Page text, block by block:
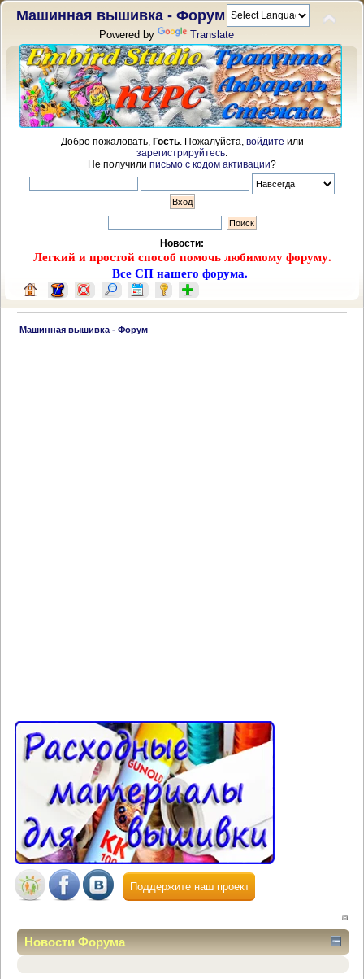
Машинная вышивка - Форум
Powered by Translate
Добро пожаловать, Гость. Пожалуйста, войдите или
зарегистрируйтесь
Не получили письмо с кодом активации?
Новости:
Легкий и простой способ помочь любимому форуму.
Все СП нашего форума.
Машинная вышивка - Форум
Поддержите наш проект
Новости Форума